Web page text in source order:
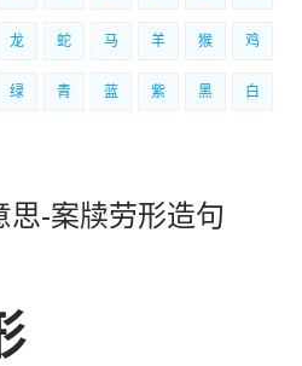
龙 蛇 马 羊 猴 鸡
绿 青 蓝 紫 黑 白
思-案牍劳形造句